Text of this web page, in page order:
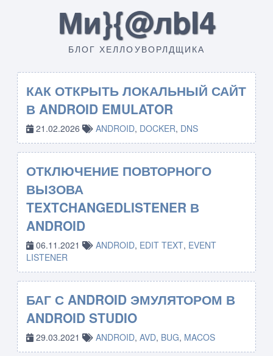
Ми}{@лbI4
БЛОГ ХЕЛЛОУВОРЛДЩИКА
КАК ОТКРЫТЬ ЛОКАЛЬНЫЙ САЙТ
В ANDROID EMULATOR
21.02.2026 ANDROID, DOCKER, DNS
ОТКЛЮЧЕНИЕ ПОВТОРНОГО
ВЫЗОВА
TEXTCHANGEDLISTENER В
ANDROID
06.11.2021 ANDROID, EDIT TEXT, EVENT
LISTENER
БАГ С ANDROID ЭМУЛЯТОРОМ В
ANDROID STUDIO
29.03.2021 ANDROID, AVD, BUG, MACOS